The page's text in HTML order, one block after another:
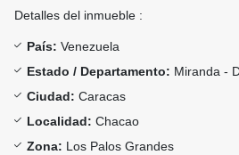
Detalles del inmueble :
País: Venezuela
Estado / Departamento: Miranda -
Ciudad: Caracas
Localidad: Chacao
Zona: Los Palos Grandes